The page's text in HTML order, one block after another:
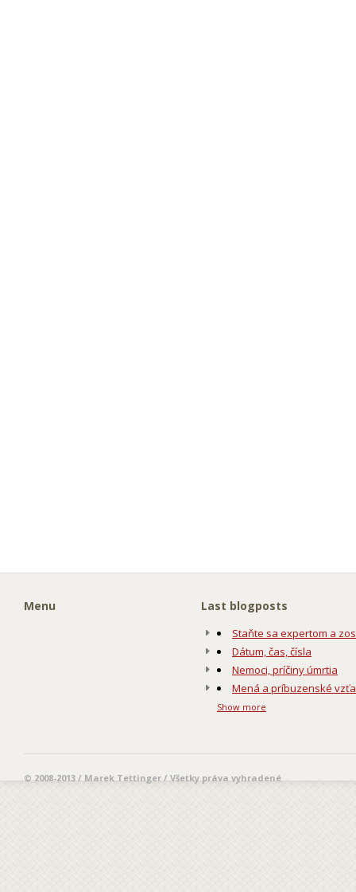
Menu Last blogposts
Staňte sa expertom a
Dátum, čas, čísla
Nemoci, príčiny úmrtia
Mená a príbuzenské
Show more
© 2008-2013 / Marek Tettinger / Všetky práva vyhradené